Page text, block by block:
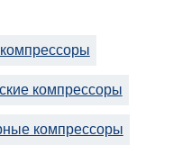
компрессоры
компрессоры